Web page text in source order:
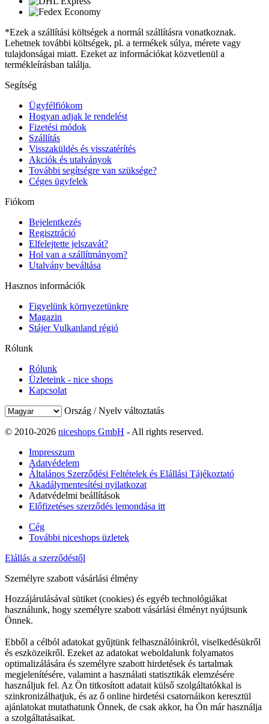
*Ezek a szállítási költségek a normál szállításra vonatkoznak.
Lehetnek további költségek, pl. a termékek súlya, mérete vagy
tulajdonságai miatt. Ezeket az információkat közvetlenül a
termékleírásban találja.
Segítség
Ügyfélfiókom
Hogyan adjak le rendelést
Fizetési módok
Szállítás
Visszaküldés és visszatérítés
Akciók és utalványok
További segítségre van szüksége?
Céges ügyfelek
Fiókom
Bejelentkezés
Regisztráció
Elfelejtette jelszavát?
Hol van a szállítmányom?
Utalvány beváltása
Hasznos információk
Figyelünk környezetünkre
Magazin
Stájer Vulkanland régió
Rólunk
Rólunk
Üzleteink - nice shops
Kapcsolat
Ország / Nyelv változtatás
© 2010-2026 niceshops GmbH - All rights reserved.
Impresszum
Adatvédelem
Általános Szerződési Feltételek és Elállási Tájékoztató
Akadálymentesítési nyilatkozat
Adatvédelmi beállítások
Előfizetéses szerződés lemondása itt
Cég
További niceshops üzletek
Elállás a szerződéstől
Személyre szabott vásárlási élmény
Hozzájárulásával sütiket (cookies) és egyéb technológiákat
használunk, hogy személyre szabott vásárlási élményt nyújtsunk
Önnek.
Ebből a célból adatokat gyűjtünk felhasználóinkról, viselkedésükről
és eszközeikről. Ezeket az adatokat weboldalunk folyamatos
optimalizálására és személyre szabott hirdetések és tartalmak
megjelenítésére, valamint a használati statisztikák elemzésére
használjuk fel. Az Ön titkosított adatait külső szolgáltatókkal is
szinkronizálhatjuk, és az ő online hirdetési csatornáikon keresztül
ajánlatokat mutathatunk Önnek, de csak akkor, ha Ön már használja
a szolgáltatásaikat.